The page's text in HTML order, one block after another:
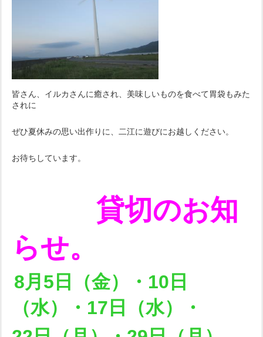
皆さん、イルカさんに癒され、美味しいものを食べて胃袋もみた
されに
ぜひ夏休みの思い出作りに、二江に遊びにお越しください。
お待ちしています。
貸切のお知
らせ。
8月5日（金）・10日
（水）・17日（水）・